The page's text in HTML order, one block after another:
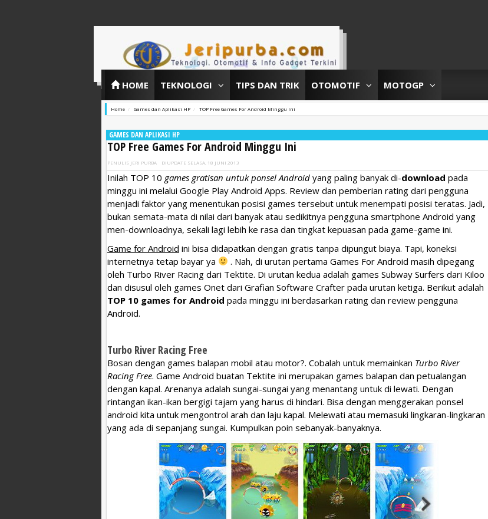
HOME TEKNOLOGI TIPS DAN TRIK OTOMOTIF MOTOGP
Home Games dan Aplikasi HP TOP Free Games For Android Minggu Ini
GAMES DAN APLIKASI HP
TOP Free Games For Android Minggu Ini
PENULIS JERI PURBA DIUPDATE SELASA, 18 JUNI 2013
Inilah TOP 10 games gratisan untuk ponsel Android yang paling banyak di-download pada
minggu ini melalui Google Play Android Apps. Review dan pemberian rating dari pengguna
menjadi faktor yang menentukan posisi games tersebut untuk menempati posisi teratas. Jadi,
bukan semata-mata di nilai dari banyak atau sedikitnya pengguna smartphone Android yang
men-downloadnya, sekali lagi lebih ke rasa dan tingkat kepuasan pada game-game ini.
Game for Android ini bisa didapatkan dengan gratis tanpa dipungut biaya. Tapi, koneksi
internetnya tetap bayar ya
. Nah, di urutan pertama Games For Android masih dipegang
oleh Turbo River Racing dari Tektite. Di urutan kedua adalah games Subway Surfers dari Kiloo
dan disusul oleh games Onet dari Grafian Software Crafter pada urutan ketiga. Berikut adalah
TOP 10 games for Android pada minggu ini berdasarkan rating dan review pengguna
Android.
Turbo River Racing Free
Bosan dengan games balapan mobil atau motor?. Cobalah untuk memainkan Turbo River
Racing Free. Game Android buatan Tektite ini merupakan games balapan dan petualangan
dengan kapal. Arenanya adalah sungai-sungai yang menantang untuk di lewati. Dengan
rintangan ikan-ikan bergigi tajam yang harus di hindari. Bisa dengan menggerakan ponsel
android kita untuk mengontrol arah dan laju kapal. Melewati atau memasuki lingkaran-lingkaran
yang ada di sepanjang sungai. Kumpulkan poin sebanyak-banyaknya.